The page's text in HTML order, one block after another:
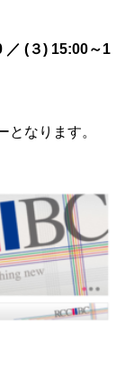
／ (３) 15:00～1
となります。